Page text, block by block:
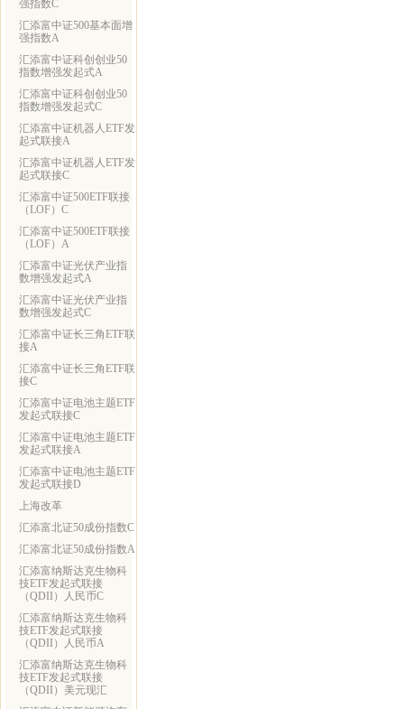
强指数C
汇添富中证500基本面增
强指数A
汇添富中证科创创业50
指数增强发起式A
汇添富中证科创创业50
指数增强发起式C
汇添富中证机器人ETF发
起式联接A
汇添富中证机器人ETF发
起式联接C
汇添富中证500ETF联接
（LOF）C
汇添富中证500ETF联接
（LOF）A
汇添富中证光伏产业指
数增强发起式A
汇添富中证光伏产业指
数增强发起式C
汇添富中证长三角ETF联
接A
汇添富中证长三角ETF联
接C
汇添富中证电池主题ETF
发起式联接C
汇添富中证电池主题ETF
发起式联接A
汇添富中证电池主题ETF
发起式联接D
上海改革
汇添富北证50成份指数C
汇添富北证50成份指数A
汇添富纳斯达克生物科
技ETF发起式联接
（QDII）人民币C
汇添富纳斯达克生物科
技ETF发起式联接
（QDII）人民币A
汇添富纳斯达克生物科
技ETF发起式联接
（QDII）美元现汇